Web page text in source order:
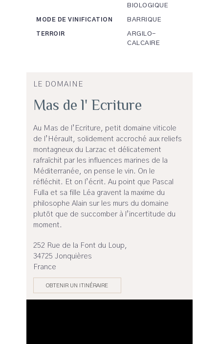
BIOLOGIQUE
MODE DE VINIFICATION BARRIQUE
TERROIR
ARGILO-
CALCAIRE
LE DOMAINE
Mas de l' Ecriture
Au Mas de l’Ecriture, petit domaine viticole
de l’Hérault, solidement accroché aux reliefs
montagneux du Larzac et délicatement
rafraîchit par les influences marines de la
Méditerranée, on pense le vin. On le
réfléchit. Et on l’écrit. Au point que Pascal
Fulla et sa fille Léa gravent la maxime du
philosophe Alain sur les murs du domaine
plutôt que de succomber à l’incertitude du
moment.
252 Rue de la Font du Loup,
34725 Jonquières
France
OBTENIR UN ITINÉRAIRE